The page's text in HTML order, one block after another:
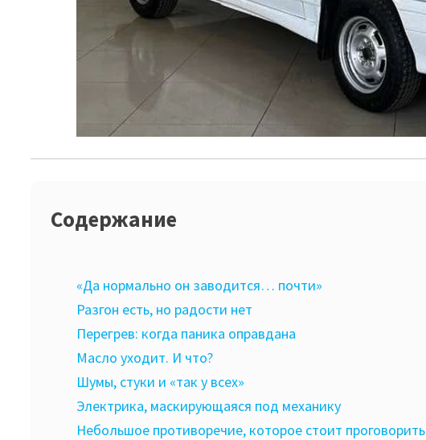
Содержание
«Да нормально он заводится… почти»
Разгон есть, но радости нет
Перегрев: когда паника оправдана
Масло уходит. И что?
Шумы, стуки и «так у всех»
Электрика, маскирующаяся под механику
Небольшое противоречие, которое стоит проговорить